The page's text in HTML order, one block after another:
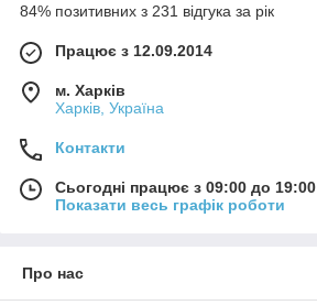
84% позитивних з 231 відгука за рік
Працює з 12.09.2014
м. Харків
Харків, Україна
Контакти
Сьогодні працює з 09:00 до 19:00
Показати весь графік роботи
Про нас